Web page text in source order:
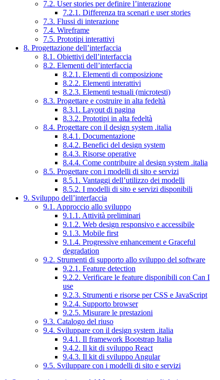
7.2. User stories per definire l’interazione
7.2.1. Differenza tra scenari e user stories
7.3. Flussi di interazione
7.4. Wireframe
7.5. Prototipi interattivi
8. Progettazione dell’interfaccia
8.1. Obiettivi dell’interfaccia
8.2. Elementi dell’interfaccia
8.2.1. Elementi di composizione
8.2.2. Elementi interattivi
8.2.3. Elementi testuali (microtesti)
8.3. Progettare e costruire in alta fedeltà
8.3.1. Layout di pagina
8.3.2. Prototipi in alta fedeltà
8.4. Progettare con il design system .italia
8.4.1. Documentazione
8.4.2. Benefici del design system
8.4.3. Risorse operative
8.4.4. Come contribuire al design system .italia
8.5. Progettare con i modelli di sito e servizi
8.5.1. Vantaggi dell’utilizzo dei modelli
8.5.2. I modelli di sito e servizi disponibili
9. Sviluppo dell’interfaccia
9.1. Approccio allo sviluppo
9.1.1. Attività preliminari
9.1.2. Web design responsivo e accessibile
9.1.3. Mobile first
9.1.4. Progressive enhancement e Graceful
degradation
9.2. Strumenti di supporto allo sviluppo del software
9.2.1. Feature detection
9.2.2. Verificare le feature disponibili con Can I
use
9.2.3. Strumenti e risorse per CSS e JavaScript
9.2.4. Supporto browser
9.2.5. Misurare le prestazioni
9.3. Catalogo del riuso
9.4. Sviluppare con il design system .italia
9.4.1. Il framework Bootstrap Italia
9.4.2. Il kit di sviluppo React
9.4.3. Il kit di sviluppo Angular
9.5. Sviluppare con i modelli di sito e servizi